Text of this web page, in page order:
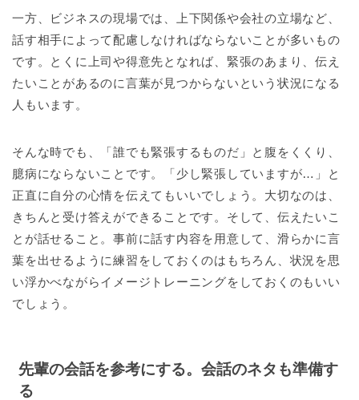
一方、ビジネスの現場では、上下関係や会社の立場など、
話す相手によって配慮しなければならないことが多いもの
です。とくに上司や得意先となれば、緊張のあまり、伝え
たいことがあるのに言葉が見つからないという状況になる
人もいます。
そんな時でも、「誰でも緊張するものだ」と腹をくくり、
臆病にならないことです。「少し緊張していますが…」と
正直に自分の心情を伝えてもいいでしょう。大切なのは、
きちんと受け答えができることです。そして、伝えたいこ
とが話せること。事前に話す内容を用意して、滑らかに言
葉を出せるように練習をしておくのはもちろん、状況を思
い浮かべながらイメージトレーニングをしておくのもいい
でしょう。
先輩の会話を参考にする。会話のネタも準備す
る